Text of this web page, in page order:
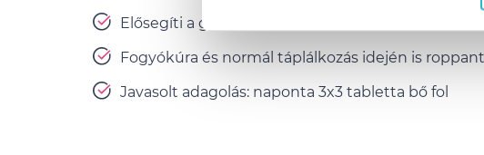
Elősegíti a gyomor pH értékének fenntartását.
Fogyókúra és normál táplálkozás idején is
Javasolt adagolás: naponta 3x3 tabletta bő fol